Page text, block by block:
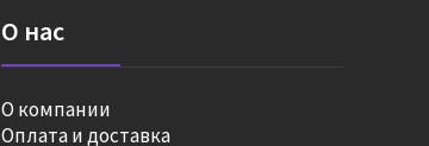
О нас
О компании
Оплата и доставка